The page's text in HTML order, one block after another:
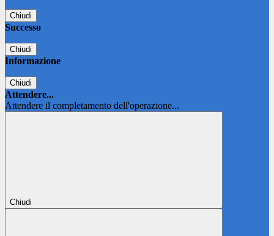
Chiudi
Successo
Chiudi
Informazione
Chiudi
Attendere...
Attendere il completamento dell'operazione...
Chiudi